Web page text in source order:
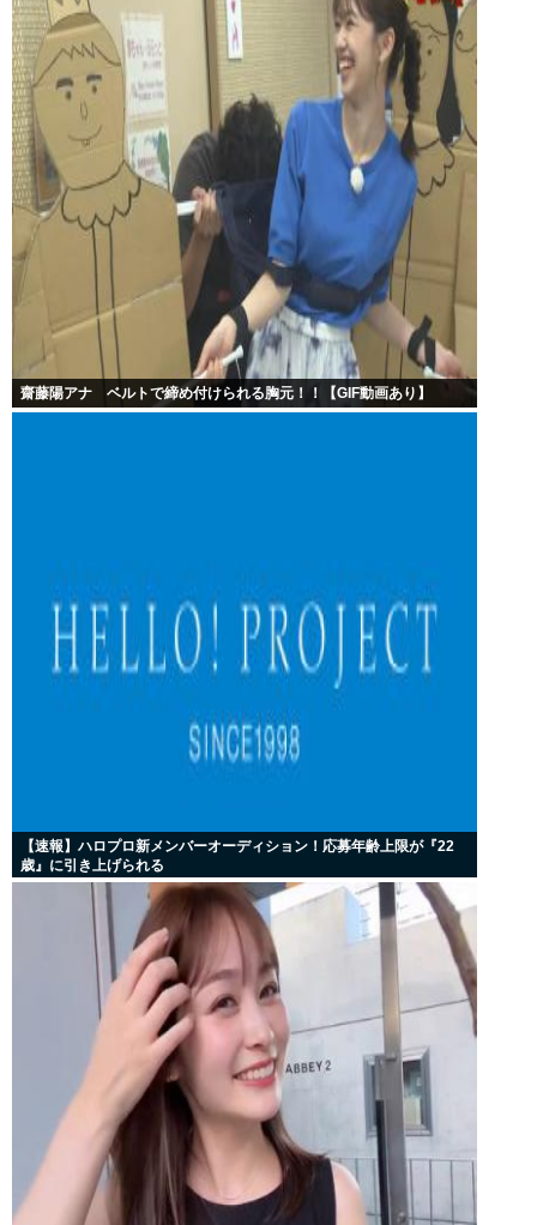
齋藤陽アナ ベルトで締め付けられる胸元！！【GIF動画あり】
【速報】ハロプロ新メンバーオーディション！応募年齢上限が『22
歳』に引き上げられる